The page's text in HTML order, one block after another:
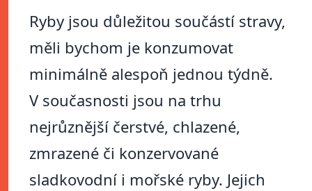
Ryby jsou důležitou součástí stravy,
měli bychom je konzumovat
minimálně alespoň jednou týdně.
V současnosti jsou na trhu
nejrůznější čerstvé, chlazené,
zmrazené či konzervované
sladkovodní i mořské ryby. Jejich